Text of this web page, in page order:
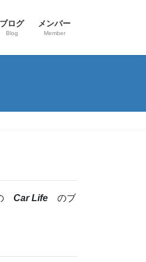
ブログ
Blog
メンバー
Member
のCar Lifeのブ